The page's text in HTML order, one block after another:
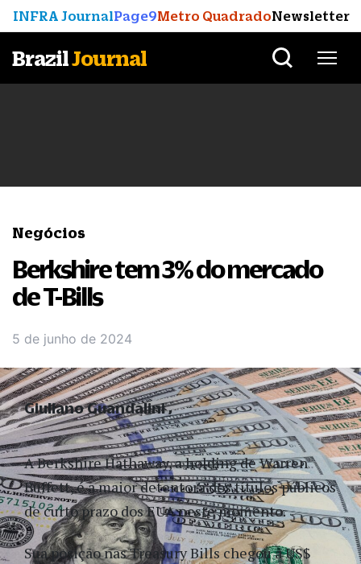
INFRA JournalPage9Metro QuadradoNewsletter
BrazilJournal
Negócios
Berkshire tem 3% do mercado
de T-Bills
5 de junho de 2024
A Berkshire Hathaway, a holding de Warren
Buffett, é a maior detentora dos títulos públicos
de curto prazo dos EUA neste momento.
Sua posição nas Treasury Bills chegou a US$
Giuliano Guandalini